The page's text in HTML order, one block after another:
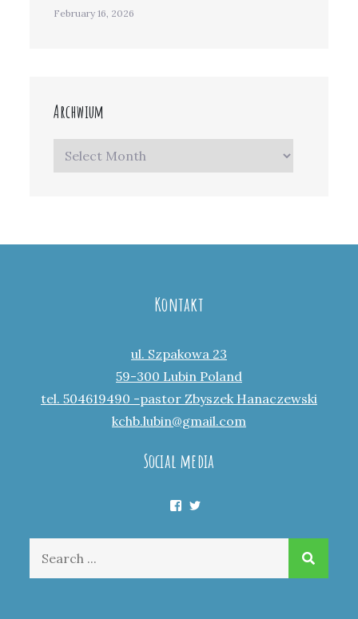
February 16, 2026
Archwium
Archwium
Kontakt
ul. Szpakowa 23
59-300 Lubin Poland
tel. 504619490 -pastor Zbyszek Hanaczewski
kchb.lubin@gmail.com
Social media
Facebook